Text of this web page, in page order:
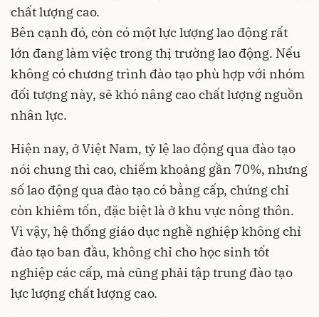
chất lượng cao.
Bên cạnh đó, còn có một lực lượng lao động rất
lớn đang làm việc trong thị trường lao động. Nếu
không có chương trình đào tạo phù hợp với nhóm
đối tượng này, sẽ khó nâng cao chất lượng nguồn
nhân lực.
Hiện nay, ở Việt Nam, tỷ lệ lao động qua đào tạo
nói chung thì cao, chiếm khoảng gần 70%, nhưng
số lao động qua đào tạo có bằng cấp, chứng chỉ
còn khiêm tốn, đặc biệt là ở khu vực nông thôn.
Vì vậy, hệ thống giáo dục nghề nghiệp không chỉ
đào tạo ban đầu, không chỉ cho học sinh tốt
nghiệp các cấp, mà cũng phải tập trung đào tạo
lực lượng chất lượng cao.